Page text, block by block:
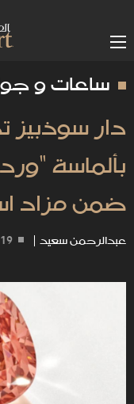
ساعات و
دار
بألماسة
ضمن مزاد
عبدالرحمن سعيد | 19 نوفمبر 2025